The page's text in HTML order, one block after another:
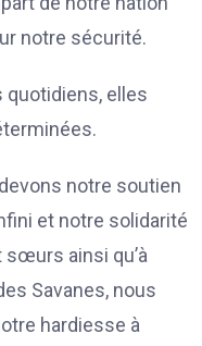
notre sécurité.
quotidiens, elles
notre soutien
et notre solidarité
ainsi qu’à
Savanes, nous
hardiesse à